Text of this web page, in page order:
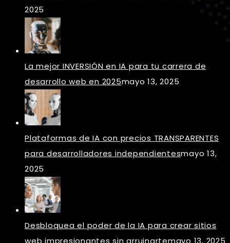
2025
La mejor INVERSIÓN en IA para tu carrera de
desarrollo web en 2025mayo 13, 2025
Plataformas de IA con precios TRANSPARENTES
para desarrolladores independientesmayo 13,
2025
Desbloquea el poder de la IA para crear sitios
web impresionantes sin arruinartemayo 13, 2025